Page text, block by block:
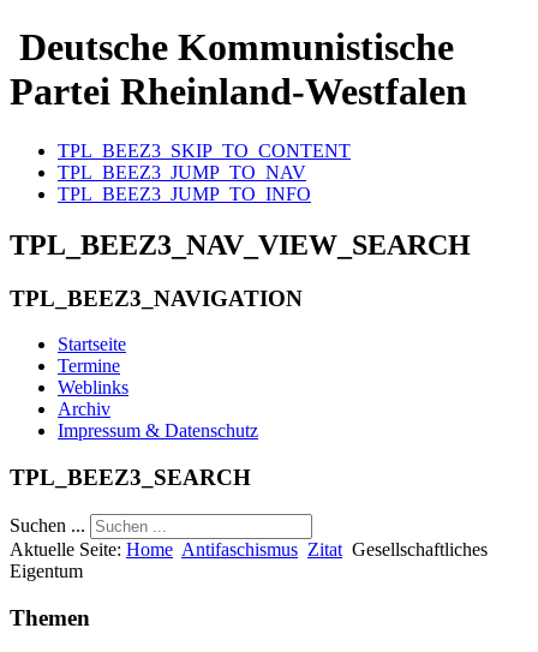
Deutsche Kommunistische
Partei Rheinland-Westfalen
TPL_BEEZ3_SKIP_TO_CONTENT
TPL_BEEZ3_JUMP_TO_NAV
TPL_BEEZ3_JUMP_TO_INFO
TPL_BEEZ3_NAV_VIEW_SEARCH
TPL_BEEZ3_NAVIGATION
Startseite
Termine
Weblinks
Archiv
Impressum & Datenschutz
TPL_BEEZ3_SEARCH
Suchen ...
Aktuelle Seite: Home Antifaschismus Zitat Gesellschaftliches
Eigentum
Themen